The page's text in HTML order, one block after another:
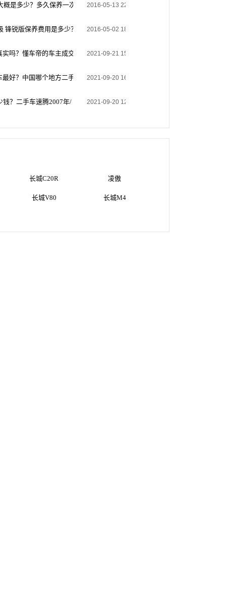
概是多少？多久保养一次，车在2009年买的。
2016-05-13 22:34:29
锋锐版保养费用是多少？2009年买的车，多久保养一次？想在外面保养
2016-05-02 18:16:22
吗？懂车帝的车主成交价是真实的吗?
2021-09-21 15:05:53
最好？中国哪个地方二手车最便宜？2021-09-20 16:18:05
？二手车速腾2007年/ 7.2万公里/ 1.6 升/ 手动值多少钱
2021-09-20 12:16:20
长城C20R 凌傲
长城V80 长城M4